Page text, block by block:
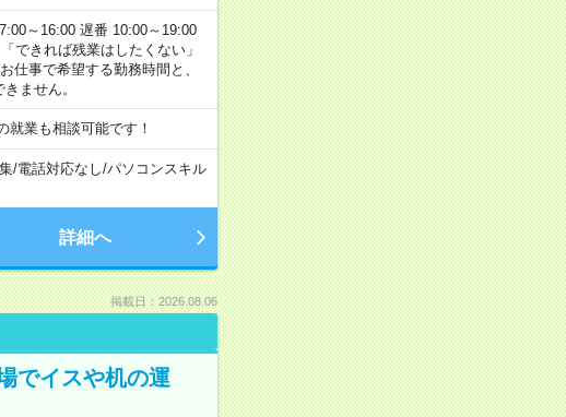
～16:00 遅番 10:00～19:00
できれば残業はしたくない」
事で希望する勤務時間と、
ません。
業も相談可能です！
/電話対応なし/パソコンスキル
詳細へ
掲載日：2026.08.06
でイスや机の運